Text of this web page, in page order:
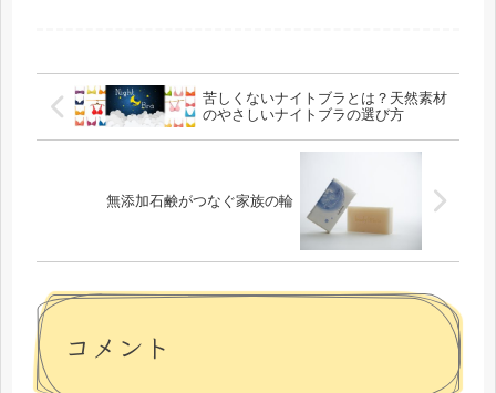
苦しくないナイトブラとは？天然素材
のやさしいナイトブラの選び方
無添加石鹸がつなぐ家族の輪
コメント